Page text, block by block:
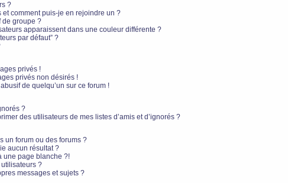
?
et comment puis-je en rejoindre un ?
de groupe ?
apparaissent dans une couleur différente ?
par défaut” ?
privés !
privés non désirés !
de quelqu’un sur ce forum !
?
des utilisateurs de mes listes d’amis et d’ignorés ?
un forum ou des forums ?
aucun résultat ?
une page blanche ?!
?
messages et sujets ?